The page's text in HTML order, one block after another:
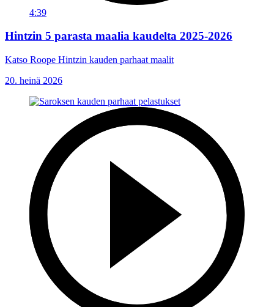
4:39
Hintzin 5 parasta maalia kaudelta 2025-2026
Katso Roope Hintzin kauden parhaat maalit
20. heinä 2026